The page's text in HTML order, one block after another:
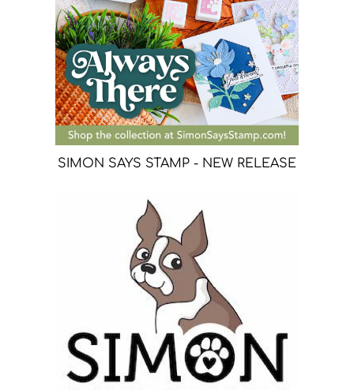
SIMON SAYS STAMP - NEW RELEASE